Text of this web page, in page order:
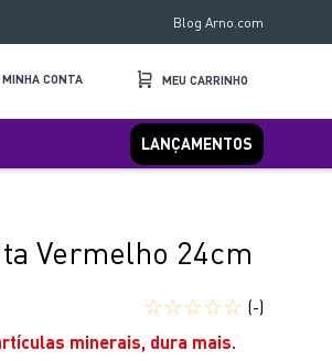
Blog Arno.com
MINHA CONTA
LANÇAMENTOS
Vermelho 24cm
☆☆☆☆☆ (-)
minerais, dura mais.